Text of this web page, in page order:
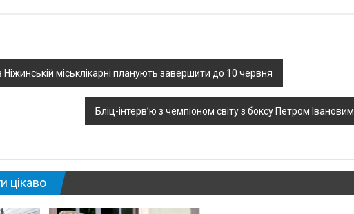
Ніжинській міськлікарні планують завершити до 10 червня
Бліц-інтерв’ю з чемпіоном світу з боксу Петром Івановим
цікаво